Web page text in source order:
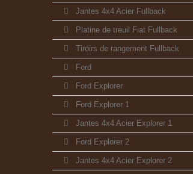
Jantes 4x4 Acier Fullback
Platine de treuil Fiat Fullback
Tiroirs de rangement Fullback
Ford
Ford Explorer
Ford Explorer 1
Jantes 4x4 Acier Explorer 1
Ford Explorer 2
Jantes 4x4 Acier Explorer 2